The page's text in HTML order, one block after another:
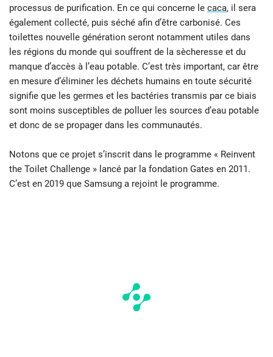
processus de purification. En ce qui concerne le caca, il sera
également collecté, puis séché afin d’être carbonisé. Ces
toilettes nouvelle génération seront notamment utiles dans
les régions du monde qui souffrent de la sècheresse et du
manque d’accès à l’eau potable. C’est très important, car être
en mesure d’éliminer les déchets humains en toute sécurité
signifie que les germes et les bactéries transmis par ce biais
sont moins susceptibles de polluer les sources d’eau potable
et donc de se propager dans les communautés.
Notons que ce projet s’inscrit dans le programme « Reinvent
the Toilet Challenge » lancé par la fondation Gates en 2011.
C’est en 2019 que Samsung a rejoint le programme.